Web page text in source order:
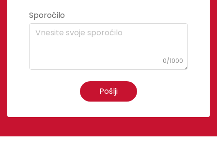
Sporočilo
0/1000
Pošlji